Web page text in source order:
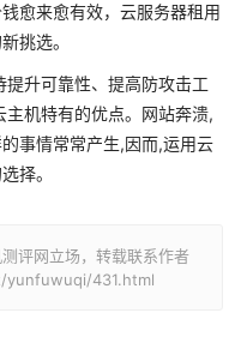
愈来愈有效，云服务器租用
挑选。
升可靠性、提高防攻击工
机特有的优点。网站奔溃,
事情常常产生,因而,运用云
择。
评网立场，转载联系作者
yunfuwuqi/431.html